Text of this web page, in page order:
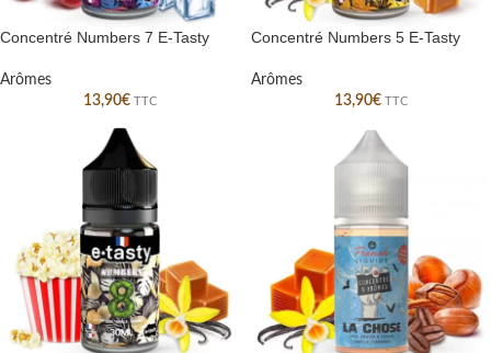
Concentré Numbers 7 E-Tasty
Arômes
13,90€ TTC
Concentré Numbers 5 E-Tasty
Arômes
13,90€ TTC